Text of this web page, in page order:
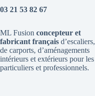
03 21 53 82 67
ML Fusion concepteur et
fabricant français d’escaliers,
de carports, d’aménagements
intérieurs et extérieurs pour les
particuliers et professionnels.